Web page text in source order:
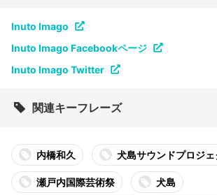
Inuto Imago
Inuto Imago Facebookページ
Inuto Imago Twitter
関連キーフレーズ
内橋和久 犬島サウンドプロジェ
瀬戸内国際芸術祭 犬島